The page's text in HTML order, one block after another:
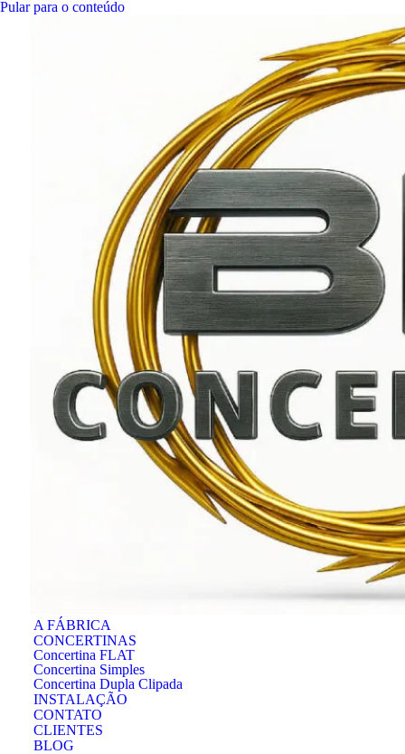
Pular para o conteúdo
A FÁBRICA
CONCERTINAS
Concertina FLAT
Concertina Simples
Concertina Dupla Clipada
INSTALAÇÃO
CONTATO
CLIENTES
BLOG